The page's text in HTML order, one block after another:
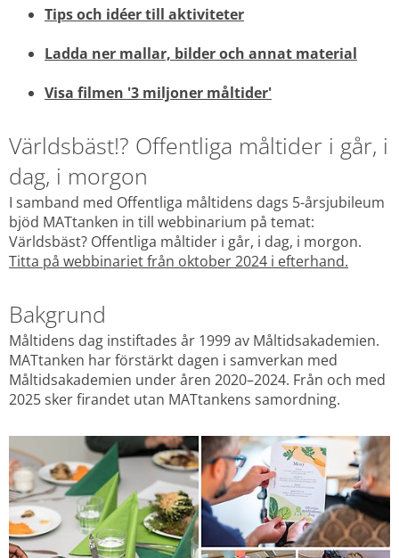
Tips och idéer till aktiviteter
Ladda ner mallar, bilder och annat material
Visa filmen '3 miljoner måltider'
Världsbäst!? Offentliga måltider i går, i
dag, i morgon
I samband med Offentliga måltidens dags 5-årsjubileum
bjöd MATtanken in till webbinarium på temat:
Titta på webbinariet från oktober 2024 i efterhand.
Bakgrund
Måltidens dag instiftades år 1999 av Måltidsakademien.
MATtanken har förstärkt dagen i samverkan med
Måltidsakademien under åren 2020–2024. Från och med
2025 sker firandet utan MATtankens samordning.